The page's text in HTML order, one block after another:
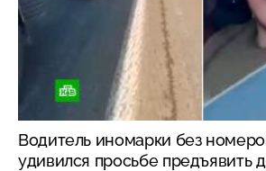
Водитель иномарки без
удивился просьбе предъявить